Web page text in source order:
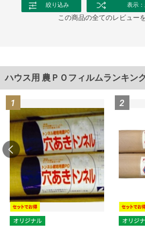
絞り込み 表示
この商品の全てのレビュー
ハウス用 農ＰＯフィルムランキン